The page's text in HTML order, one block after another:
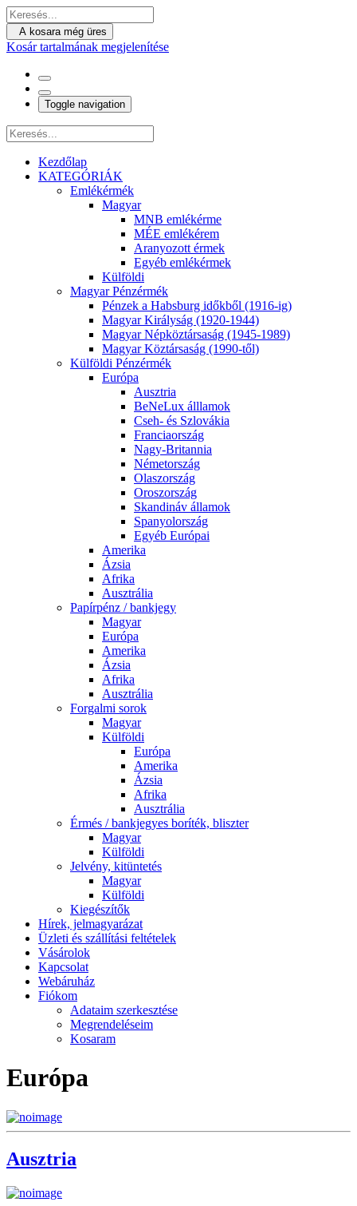
A kosara még üres
Kosár tartalmának megjelenítése
Toggle navigation
Kezdőlap
KATEGÓRIÁK
Emlékérmék
Magyar
MNB emlékérme
MÉE emlékérem
Aranyozott érmek
Egyéb emlékérmek
Külföldi
Magyar Pénzérmék
Pénzek a Habsburg időkből (1916-ig)
Magyar Királyság (1920-1944)
Magyar Népköztársaság (1945-1989)
Magyar Köztársaság (1990-től)
Külföldi Pénzérmék
Európa
Ausztria
BeNeLux álllamok
Cseh- és Szlovákia
Franciaország
Nagy-Britannia
Németország
Olaszország
Oroszország
Skandináv államok
Spanyolország
Egyéb Európai
Amerika
Ázsia
Afrika
Ausztrália
Papírpénz / bankjegy
Magyar
Európa
Amerika
Ázsia
Afrika
Ausztrália
Forgalmi sorok
Magyar
Külföldi
Európa
Amerika
Ázsia
Afrika
Ausztrália
Érmés / bankjegyes boríték, bliszter
Magyar
Külföldi
Jelvény, kitüntetés
Magyar
Külföldi
Kiegészítők
Hírek, jelmagyarázat
Üzleti és szállítási feltételek
Vásárolok
Kapcsolat
Webáruház
Fiókom
Adataim szerkesztése
Megrendeléseim
Kosaram
Európa
Ausztria